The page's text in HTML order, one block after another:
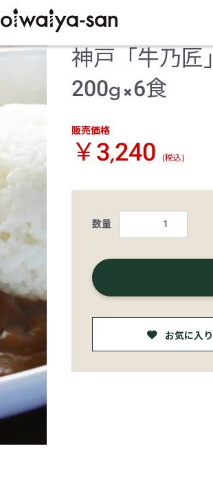
神戸「牛乃匠
200g×6食
販売価格
￥3,240 (税込)
数量
お気に入り